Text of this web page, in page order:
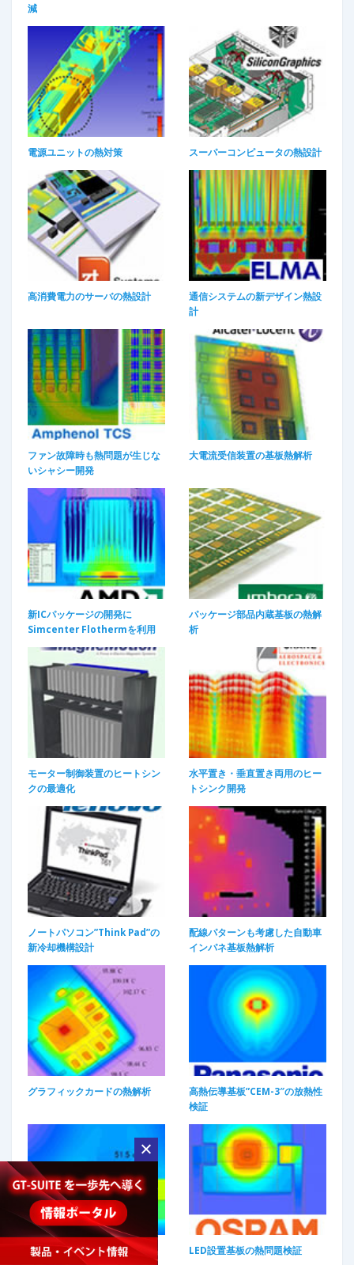
減
電源ユニットの熱対策 スーパーコンピュータの熱設計
高消費電力のサーバの熱設計
通信システムの新デザイン熱設
計
ファン故障時も熱問題が生じな
いシャシー開発
大電流受信装置の基板熱解析
新ICパッケージの開発に
Simcenter Flothermを利用
パッケージ部品内蔵基板の熱解
析
モーター制御装置のヒートシン
クの最適化
水平置き・垂直置き両用のヒー
トシンク開発
ノートパソコン”Think Pad”の
新冷却機構設計
配線パターンも考慮した自動車
インパネ基板熱解析
グラフィックカードの熱解析
高熱伝導基板”CEM-3″の放熱性
検証
LEDモジュールの熱解析 LED設置基板の熱問題検証